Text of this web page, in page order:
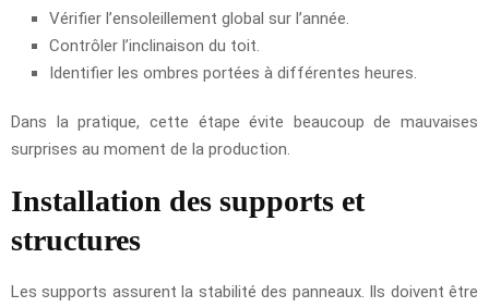
Vérifier l’ensoleillement global sur l’année.
Contrôler l’inclinaison du toit.
Identifier les ombres portées à différentes heures.
Dans la pratique, cette étape évite beaucoup de mauvaises
surprises au moment de la production.
Installation des supports et
structures
Les supports assurent la stabilité des panneaux. Ils doivent être